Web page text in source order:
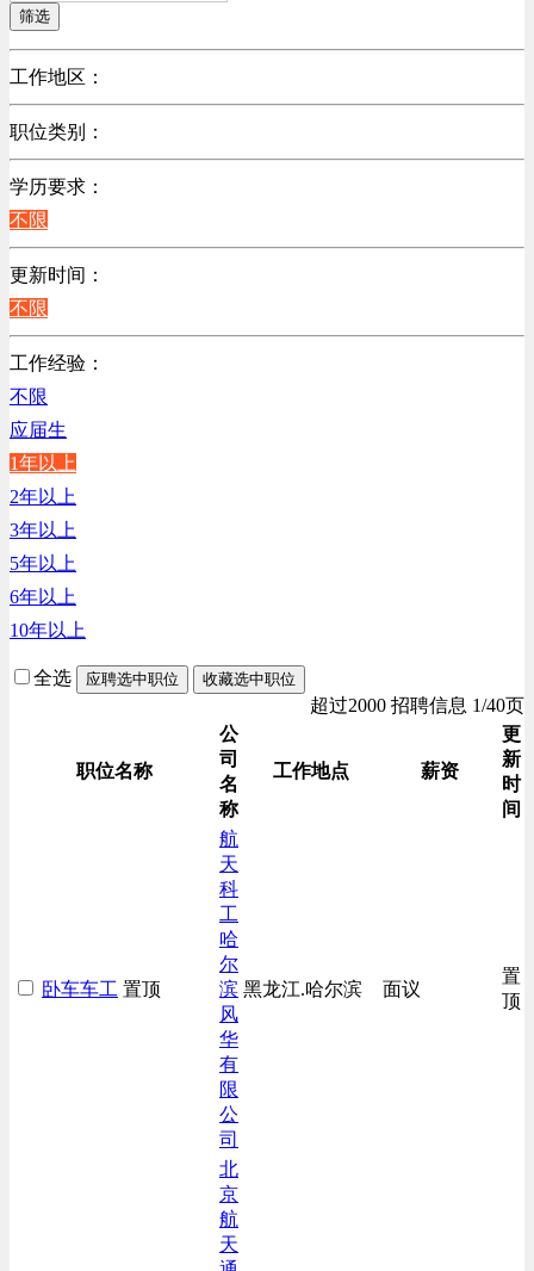
筛选
工作地区：
不限
北京
广东
江苏
陕西
浙江
辽宁
上海
职位类别：
不限
学历要求：
不限
更新时间：
不限
工作经验：
不限
应届生
1年以上
2年以上
3年以上
5年以上
6年以上
10年以上
全选 应聘选中职位 收藏选中职位
超过2000 招聘信息 1/40页
职位名称
公
司
名
称
工作地点 薪资
更
新
时
间
卧车车工 置顶
航
天
科
工
哈
尔
滨
风
华
有
限
公
司
黑龙江.哈尔滨 面议
置
顶
北
京
航
天